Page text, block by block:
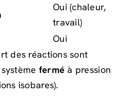
Oui (chaleur,
travail)
Oui
des réactions sont
fermé à pression
isobares).